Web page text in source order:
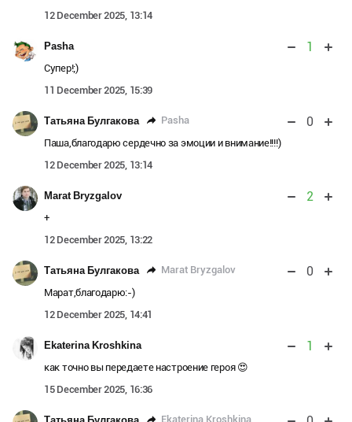
12 December 2025, 13:14
Pasha 1
Супер!;)
11 December 2025, 15:39
Татьяна Булгакова Pasha 0
Паша,благодарю сердечно за эмоции и внимание!!!!)
12 December 2025, 13:14
Marat Bryzgalov 2
+
12 December 2025, 13:22
Татьяна Булгакова Marat Bryzgalov 0
Марат,благодарю:-)
12 December 2025, 14:41
Ekaterina Kroshkina 1
как точно вы передаете настроение героя 😍
15 December 2025, 16:36
Ekaterina Kroshkina